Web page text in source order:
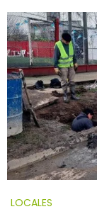
LOCALES